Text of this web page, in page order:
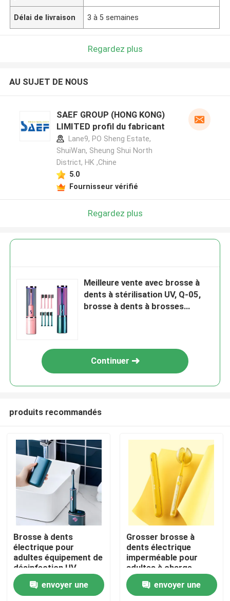
À la maison
Produits
Vidéos
Délai de livraison 3 à 5 semaines
Regardez plus
AU SUJET DE NOUS
SAEF GROUP (HONG KONG)
LIMITED profil du fabricant
Lane9, PO Sheng Estate,
ShuiWan, Sheung Shui North
District, HK ,Chine
5.0
Fournisseur vérifié
Regardez plus
Meilleure vente avec brosse à
dents à stérilisation UV, Q-05,
brosse à dents à brosses
Continuer
produits recommandés
Brosse à dents
électrique pour
adultes équipement de
désinfection UV
personnalisable avec 4
modes de nettoyage
envoyer une
Grosser brosse à
dents électrique
imperméable pour
adultes à charge
rapide USB Brosse à
dents personnalisée
envoyer une